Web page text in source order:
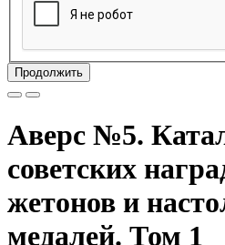
Продолжить
Аверс №5.
советских
жетонов и
медалей. Том 1